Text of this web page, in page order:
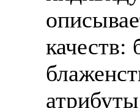
качеств: